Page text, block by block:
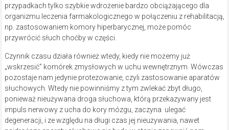
przypadkach tylko szybkie wdrożenie bardzo obciążającego dla
organizmu leczenia farmakologicznego w połączeniu z rehabilitacją,
np. zastosowaniem komory hiperbarycznej, może pomóc
przywrócić słuch choćby w części.
Czynnik czasu działa również wtedy, kiedy nie możemy już
„wskrzesić” komórek zmysłowych w uchu wewnętrznym. Wówczas
pozostaje nam jedynie protezowanie, czyli zastosowanie aparatów
słuchowych. Wtedy nie powinniśmy z tym zwlekać zbyt długo,
ponieważ nieużywana droga słuchowa, którą przekazywany jest
impuls nerwowy z ucha do kory mózgu, zaczyna ulegać
degeneracji, i ze względu na długi czas jej nieużywania, nawet